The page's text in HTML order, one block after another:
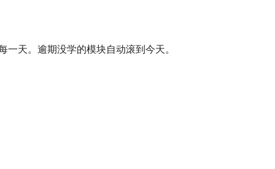
天。逾期没学的模块自动滚到今天。